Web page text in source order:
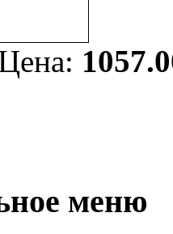
меню